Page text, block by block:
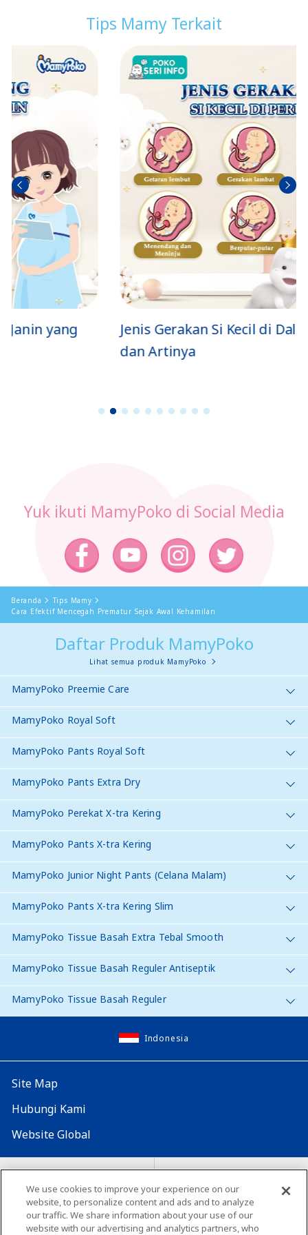
Tips Mamy Terkait
Jenis Gerakan Si Kecil di Dalam Perut
Sebel
umn
ya
Berik
utny
1 2 3 4 5 6 7 8 9 1
Yuk ikuti MamyPoko di Social Media
Beranda
Tips Mamy
Cara Efektif Mencegah Prematur Sejak Awal Kehamilan
Daftar Produk MamyPoko
Lihat semua produk MamyPoko
MamyPoko Preemie Care
MamyPoko Royal Soft
MamyPoko Pants Royal Soft
MamyPoko Pants Extra Dry
MamyPoko Perekat X-tra Kering
MamyPoko Pants X-tra Kering
MamyPoko Junior Night Pants (Celana Malam)
MamyPoko Pants X-tra Kering Slim
MamyPoko Tissue Basah Extra Tebal Smooth
MamyPoko Tissue Basah Reguler Antiseptik
MamyPoko Tissue Basah Reguler
Indonesia
Site Map
Hubungi Kami
Website Global
Map Situs Lokasi seluruh dunia
Tentang penggunaan situs ini Lingkungan yang dianjurkan
We use cookies to improve your experience on our
website, to personalize content and ads and to analyze
our traffic. We share information about your use of our
website with our advertising and analytics partners, who